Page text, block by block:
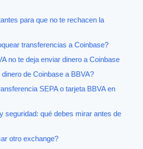
para que no te rechacen la
transferencias a Coinbase?
no te deja enviar dinero a Coinbase
de Coinbase a BBVA?
SEPA o tarjeta BBVA en
seguridad: qué debes mirar antes de
otro exchange?